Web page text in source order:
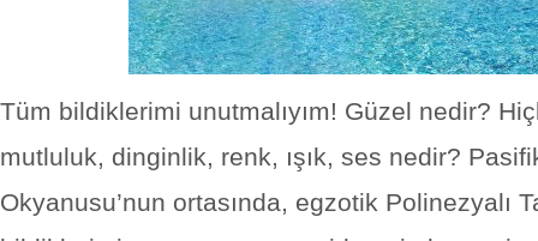
Tüm bildiklerimi unutmalıyım! Güzel nedir?
mutluluk, dinginlik, renk, ışık, ses nedir?
Okyanusu’nun ortasında, egzotik Polinezyalı